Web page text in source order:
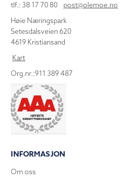
tlf.: 38 17 70 80 post@olemoe.no
Høie Næringspark
Setesdalsveien 620
4619 Kristiansand
Kart
Org.nr.:911 389 487
INFORMASJON
Om oss